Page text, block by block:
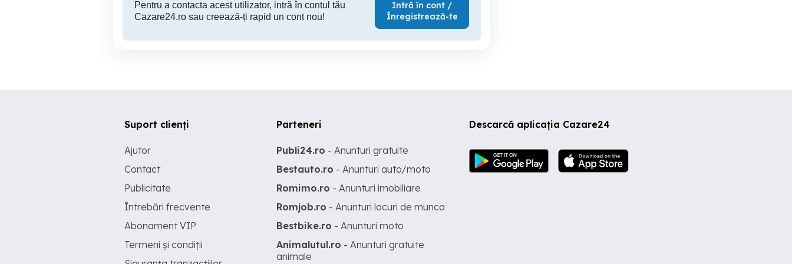
Pentru a contacta acest utilizator, intră în contul tău
Cazare24.ro sau creează-ți rapid un cont nou!
Intră în cont /
Înregistrează-te
Descarcă aplicația Cazare24
Suport clienți
Ajutor
Contact
Publicitate
Întrebări frecvente
Abonament VIP
Termeni și condiții
Parteneri
Publi24.ro - Anunturi gratuite
Bestauto.ro - Anunturi auto/moto
Romimo.ro - Anunturi imobiliare
Romjob.ro - Anunturi locuri de munca
Bestbike.ro - Anunturi moto
Animalutul.ro - Anunturi gratuite
animale